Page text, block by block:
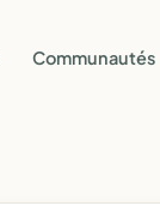
Communautés